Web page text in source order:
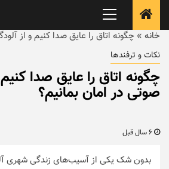
منوی
اصلی
خانه » چگونه اتاق را عایق صدا کنیم و از
نکات و ترفندها
چگونه اتاق را عایق صدا
صوتی در امان بمانیم؟
بدون شک یکی از آسیب‌های زندگی شهری